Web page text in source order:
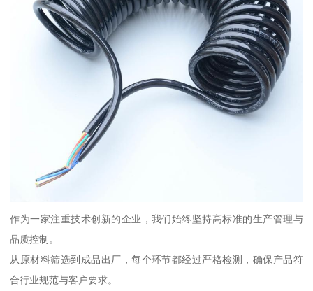
作为一家注重技术创新的企业，我们始终坚持高标准的生产管理与
品质控制。
从原材料筛选到成品出厂，每个环节都经过严格检测，确保产品符
合行业规范与客户要求。